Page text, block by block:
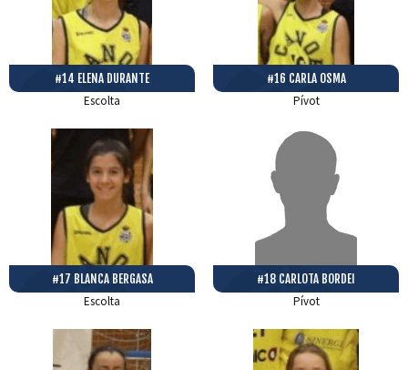
#14 ELENA DURANTE
Escolta
#16 CARLA OSMA
Pívot
#17 BLANCA BERGASA
Escolta
#18 CARLOTA BORDEI
Pívot